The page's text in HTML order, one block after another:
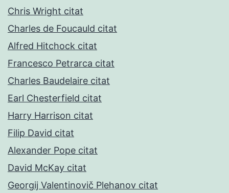
Chris Wright citat
Charles de Foucauld citat
Alfred Hitchock citat
Francesco Petrarca citat
Charles Baudelaire citat
Earl Chesterfield citat
Harry Harrison citat
Filip David citat
Alexander Pope citat
David McKay citat
Georgij Valentinovič Plehanov citat